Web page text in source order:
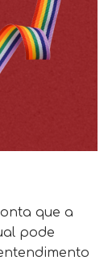
que a
pode